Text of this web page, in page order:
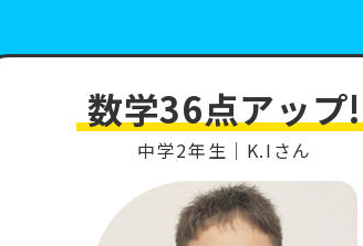
数学36点アップ!
中学2年生 K.Iさん